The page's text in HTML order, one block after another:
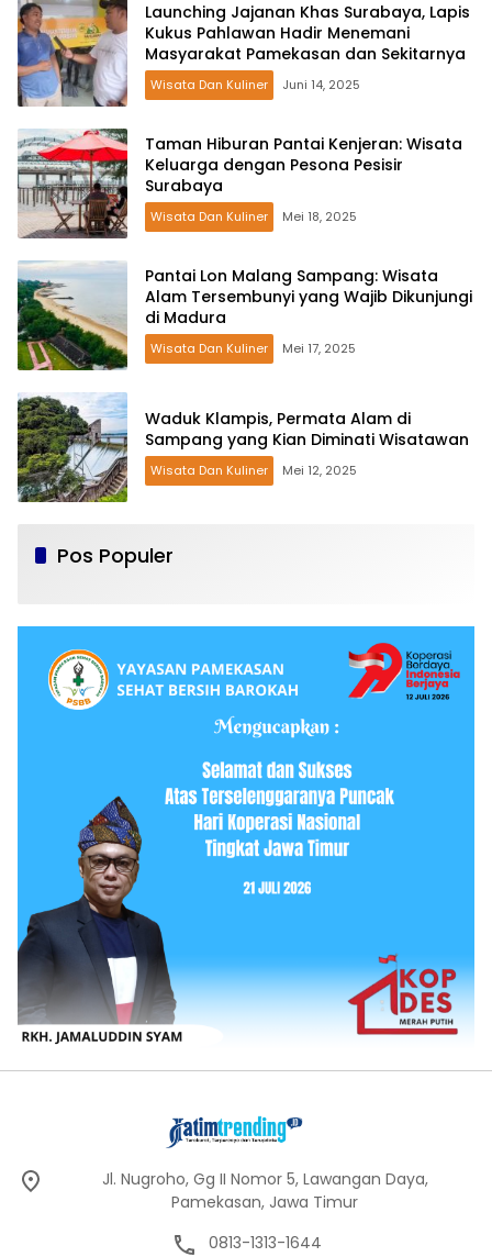
Launching Jajanan Khas Surabaya, Lapis
Kukus Pahlawan Hadir Menemani
Masyarakat Pamekasan dan Sekitarnya
Wisata Dan Kuliner Juni 14, 2025
Taman Hiburan Pantai Kenjeran: Wisata
Keluarga dengan Pesona Pesisir
Surabaya
Wisata Dan Kuliner Mei 18, 2025
Pantai Lon Malang Sampang: Wisata
Alam Tersembunyi yang Wajib Dikunjungi
di Madura
Wisata Dan Kuliner Mei 17, 2025
Waduk Klampis, Permata Alam di
Sampang yang Kian Diminati Wisatawan
Wisata Dan Kuliner Mei 12, 2025
Pos Populer
Jl. Nugroho, Gg II Nomor 5, Lawangan Daya,
Pamekasan, Jawa Timur
0813-1313-1644